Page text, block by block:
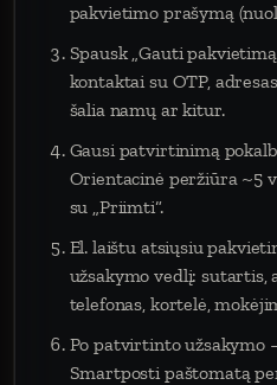
pakvietimo prašymą
Spausk „Gauti
kontaktai su OTP,
šalia namų ar kitur.
Gausi patvirtinimą
Orientacinė peržiūra ~5
su „Priimti“.
El. laištu atsiųsiu
užsakymo vedlį: sutartis,
telefonas, kortelė,
Po patvirtinto užsakymo
Smartposti paštomatą